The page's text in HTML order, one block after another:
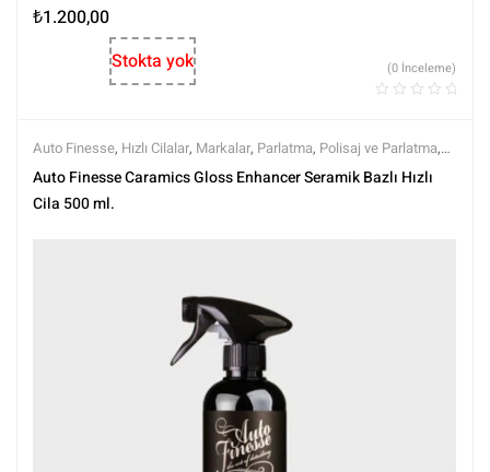
₺1.200,00
Stokta yok
(0 İnceleme)
Auto Finesse, Hızlı Cilalar, Markalar, Parlatma, Polisaj ve Parlatma,
Tüm Ürünler,Tüm Ürünler
Auto Finesse Caramics Gloss Enhancer Seramik Bazlı Hızlı
Cila 500 ml.